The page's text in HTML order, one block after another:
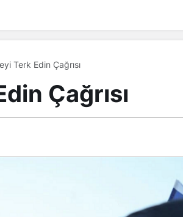
Terk Edin Çağrısı
Çağrısı